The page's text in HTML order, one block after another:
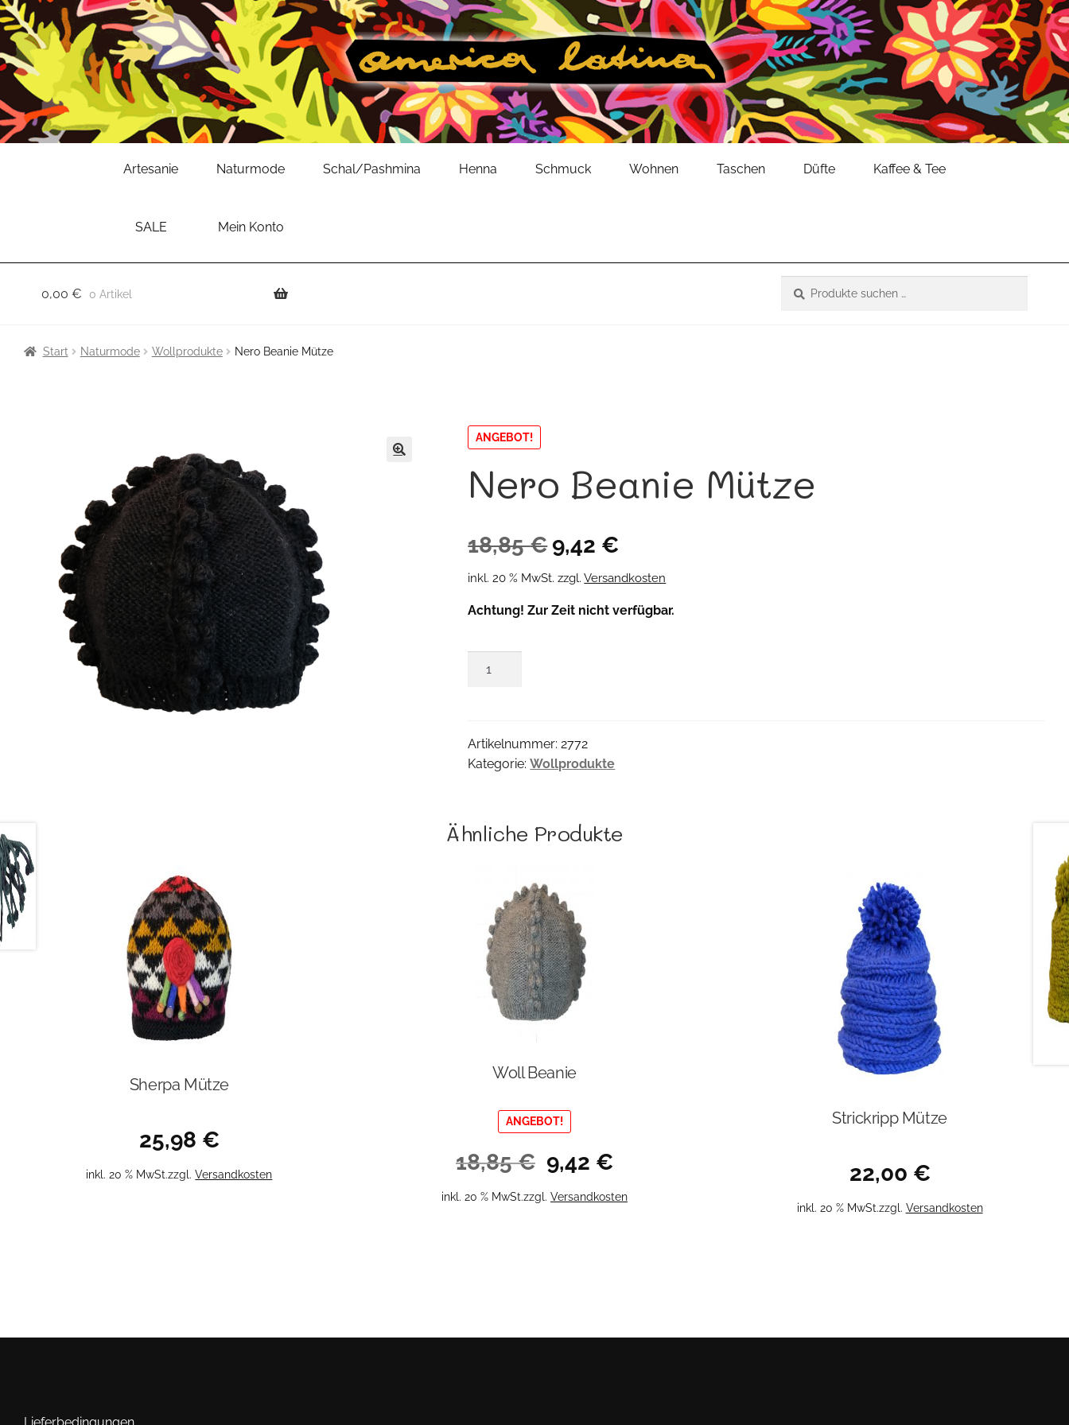
Artesanie Naturmode Schal/Pashmina Henna Schmuck Wohnen Taschen Düfte Kaffee & Tee
SALE Mein Konto
0,00 € 0 Artikel
nach:
Start Naturmode Wollprodukte Nero Beanie Mütze
ANGEBOT!
Nero Beanie Mütze
18,85€ Ursprünglicher
Preis
9,42 €
Preis
inkl. 20 % MwSt. zzgl.Versandkosten
Achtung! Zur Zeit nicht verfügbar.
Artikelnummer: 2772
Kategorie:Wollprodukte
Ähnliche Produkte
Sherpa Mütze
25,98 €
inkl. 20 % MwSt.zzgl.Versandkosten
Woll Beanie
ANGEBOT!
18,85€
Ursprünglicher
Preis
war:
9,42 €Aktueller
ist:
inkl. 20 % MwSt.zzgl. Versandkosten
Strickripp Mütze
22,00 €
inkl. 20 % MwSt.zzgl. Versandkosten
Lieferbedingungen